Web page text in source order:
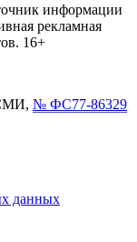
информации
рекламная
16+
№ ФС77-86329
данных